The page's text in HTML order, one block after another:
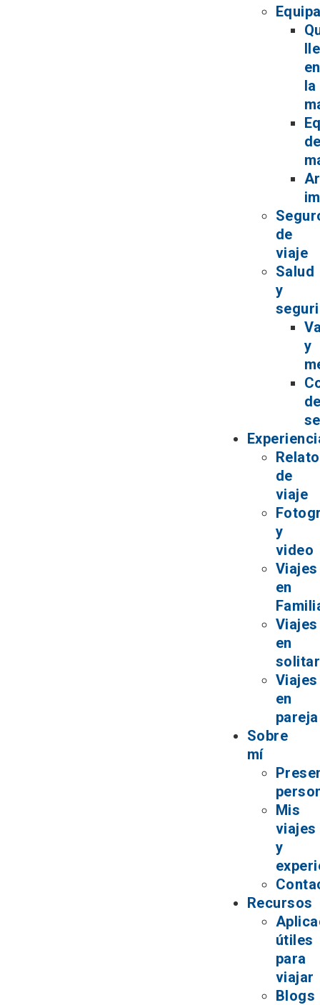
en
la
de
viaje
Salud
y
y
de
viaje
y
video
Viajes
en
Viajes
en
Viajes
en
pareja
Sobre
mí
Mis
viajes
y
Recursos
útiles
para
viajar
Blogs